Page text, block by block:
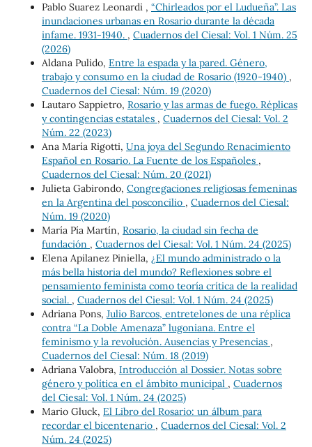
Pablo Suarez Leonardi , “Chirleados por el Ludueña”. Las
inundaciones urbanas en Rosario durante la década
infame. 1931-1940. , Cuadernos del Ciesal: Vol. 1 Núm. 25
(2026)
Aldana Pulido, Entre la espada y la pared. Género,
trabajo y consumo en la ciudad de Rosario (1920-1940) ,
Cuadernos del Ciesal: Núm. 19 (2020)
Lautaro Sappietro, Rosario y las armas de fuego. Réplicas
y contingencias estatales , Cuadernos del Ciesal: Vol. 2
Núm. 22 (2023)
Ana María Rigotti, Una joya del Segundo Renacimiento
Español en Rosario. La Fuente de los Españoles ,
Cuadernos del Ciesal: Núm. 20 (2021)
Julieta Gabirondo, Congregaciones religiosas femeninas
en la Argentina del posconcilio , Cuadernos del Ciesal:
Núm. 19 (2020)
María Pía Martín, Rosario, la ciudad sin fecha de
fundación , Cuadernos del Ciesal: Vol. 1 Núm. 24 (2025)
Elena Apilanez Piniella, ¿El mundo administrado o la
más bella historia del mundo? Reflexiones sobre el
pensamiento feminista como teoría crítica de la realidad
social. , Cuadernos del Ciesal: Vol. 1 Núm. 24 (2025)
Adriana Pons, Julio Barcos, entretelones de una réplica
contra “La Doble Amenaza” lugoniana. Entre el
feminismo y la revolución. Ausencias y Presencias ,
Cuadernos del Ciesal: Núm. 18 (2019)
Adriana Valobra, Introducción al Dossier. Notas sobre
género y política en el ámbito municipal , Cuadernos
del Ciesal: Vol. 1 Núm. 24 (2025)
Mario Gluck, El Libro del Rosario: un álbum para
recordar el bicentenario , Cuadernos del Ciesal: Vol. 2
Núm. 24 (2025)